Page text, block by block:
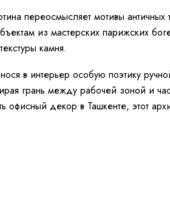
переосмысляет мотивы античных
из мастерских парижских
камня.
в интерьер особую поэтику
грань между рабочей зоной и
офисный декор в Ташкенте, этот